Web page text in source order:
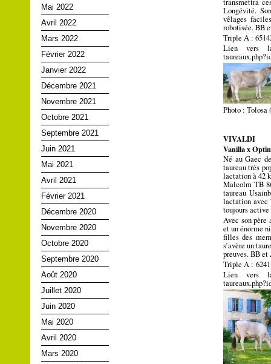
Mai 2022
Avril 2022
Mars 2022
Février 2022
Janvier 2022
Décembre 2021
Novembre 2021
Octobre 2021
Septembre 2021
Juin 2021
Mai 2021
Avril 2021
Février 2021
Décembre 2020
Novembre 2020
Octobre 2020
Septembre 2020
Août 2020
Juillet 2020
Juin 2020
Mai 2020
Avril 2020
Mars 2020
transmettra
Longévité.
vêlages
robotisée. BB
Triple A :
Lien vers la
Photo : Tolosa
VIVALDI
Vanilla x
Né au Gaec
taureau très
lactation à 42
Malcolm TB
taureau
lactation avec
toujours
Avec son
et un énorme
filles des
s’avère un
preuves. BB
Triple A :
Lien vers la